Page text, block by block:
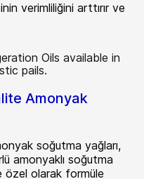
verimliliğini arttırır ve
Amonyak
soğutma yağları,
amonyaklı soğutma
özel olarak formüle